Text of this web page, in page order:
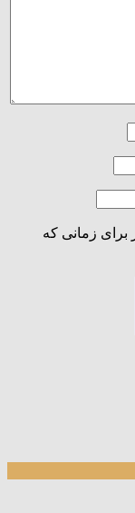
برای زمانی که